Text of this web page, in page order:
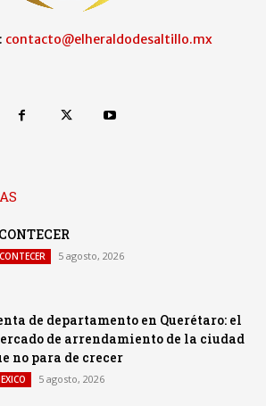
contacto@elheraldodesaltillo.mx
5 agosto, 2026
de departamento en Querétaro: el
de arrendamiento de la ciudad
no para de crecer
5 agosto, 2026